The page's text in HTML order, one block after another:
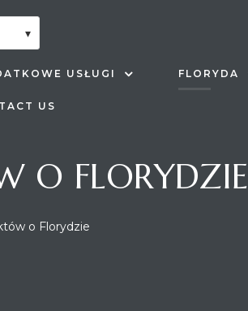
▾
USŁUGI FLORYDA
US
O FLORYDZIE
o Florydzie